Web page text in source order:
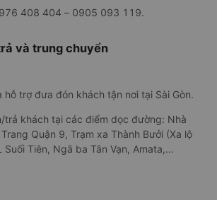
408 404 – 0905 093 119.
và trung chuyển
hỗ trợ đưa đón khách tận nơi tại Sài Gòn.
trả khách tại các điểm dọc đường: Nhà
Quận 9, Trạm xa Thành Bưởi (Xa lộ
Suối Tiên, Ngã ba Tân Vạn, Amata,…